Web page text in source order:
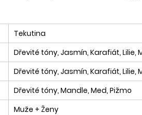
Tekutina
Dřevité tóny, Jasmín, Karafiát, Lilie,
Dřevité tóny, Jasmín, Karafiát, Lilie,
Dřevité tóny, Mandle, Med, Pižmo
Muže + Ženy